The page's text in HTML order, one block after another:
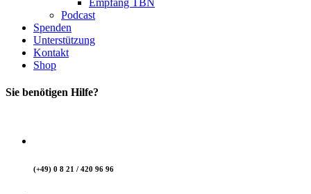
Empfang TBN
Podcast
Spenden
Unterstützung
Kontakt
Shop
Sie benötigen Hilfe?
(+49) 0 8 21 / 420 96 96